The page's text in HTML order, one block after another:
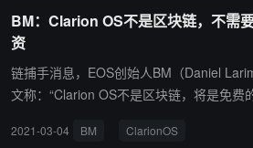
BM：Clarion OS不是区块链，不需
资
链捕手消息，EOS创始人BM（Daniel
文称：“Clarion OS不是区块链，将是免费
在未来要求投资。我正在花很多钱来构建使
2021-03-04 BM ClarionOS